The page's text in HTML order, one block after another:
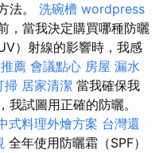
法。 洗碗槽 wordpress
，當我決定購買哪種防曬
）射線的影響時，我感
薦 會議點心 房屋 漏水
掃 居家清潔 當我確保我
試圖用正確的防曬。
式料理外燴方案 台灣還
全年使用防曬霜（SPF）